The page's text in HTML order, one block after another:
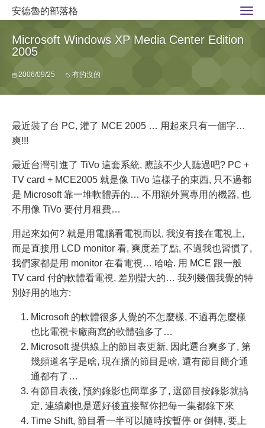
安德魯的部落格
Microsoft Windows XP Media Center Edition
2005
2006/09/25 有的沒的
最近裝了台 PC, 灌了 MCE 2005 … 用起來只有一個字…
爽!!!
最近台灣引進了 TiVo 這套系統, 應該不少人聽過吧? PC +
TV card + MCE2005 就是像 TiVo 這樣子的東西, 只不過都
是 Microsoft 靠一堆軟體弄的… 不用額外買專用的機器, 也
不用像 TiVo 要付月租費…
用起來如何? 就是用電腦看電視而以, 我沒有接在電視上,
而是直接用 LCD monitor 看, 爽度差了點, 不過我也習慣了,
我們家都是用 monitor 在看電視… 哈哈. 用 MCE 跟一般
TV card 付的軟體看電視, 差別蠻大的… 我列幾個我覺的特
別好用的地方:
Microsoft 的軟體很多人覺的不怎麼樣, 不過再怎麼樣
也比電視卡廠商寫的軟體強多了…
Microsoft 提供線上的節目表更新, 因此選台爽多了, 第
幾頻道名字是啥, 現在播的節目是啥, 還有節目簡介通
通都有了…
有節目表後, 預約錄影也簡單多了, 選節目按錄影就搞
定, 連續劇也是選好後直接幫你把每一集都錄下來
Time Shift, 節目看一半可以隨時按暫停 or 倒轉, 要上